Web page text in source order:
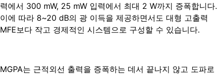
력에서 300 mW, 25 mW 입력에서 최대 2 W까지 증폭합니다.
이에 따라 8~20 dB의 광 이득을 제공하면서도 대형 고출력
MFE보다 작고 경제적인 시스템으로 구성할 수 있습니다.
MGPA는 근적외선 출력을 증폭하는 데서 끝나지 않고 도파로